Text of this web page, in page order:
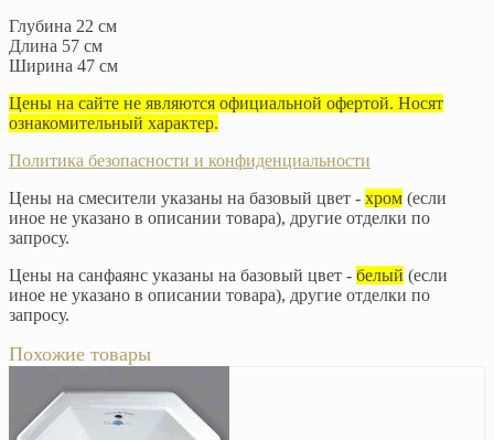
Глубина 22 см
Длина 57 см
Ширина 47 см
Цены на сайте не являются официальной офертой. Носят
ознакомительный характер.
Политика безопасности и конфиденциальности
Цены на смесители указаны на базовый цвет - хром (если
иное не указано в описании товара), другие отделки по
запросу.
Цены на санфаянс указаны на базовый цвет - белый (если
иное не указано в описании товара), другие отделки по
запросу.
Похожие товары